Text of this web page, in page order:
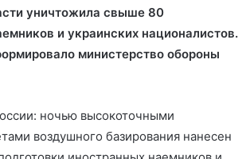
уничтожила свыше 80
и украинских националистов.
министерство обороны
ночью высокоточными
воздушного базирования нанесен